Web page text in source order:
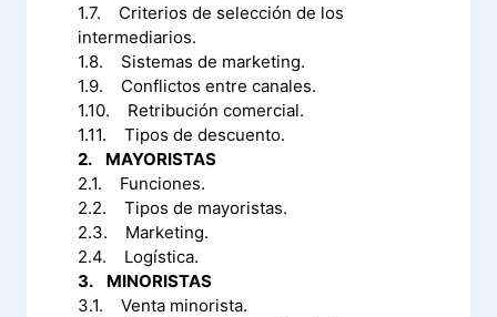
1.7. Criterios de selección de los
intermediarios.
1.8. Sistemas de marketing.
1.9. Conflictos entre canales.
1.10. Retribución comercial.
1.11. Tipos de descuento.
2. MAYORISTAS
2.1. Funciones.
2.2. Tipos de mayoristas.
2.3. Marketing.
2.4. Logística.
3. MINORISTAS
3.1. Venta minorista.